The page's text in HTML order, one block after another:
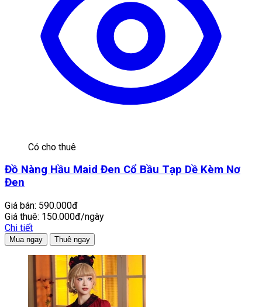
Có cho thuê
Đồ Nàng Hầu Maid Đen Cổ Bầu Tạp Dề Kèm Nơ
Đen
Giá bán: 590.000đ
Giá thuê: 150.000đ/ngày
Chi tiết
Mua ngay Thuê ngay